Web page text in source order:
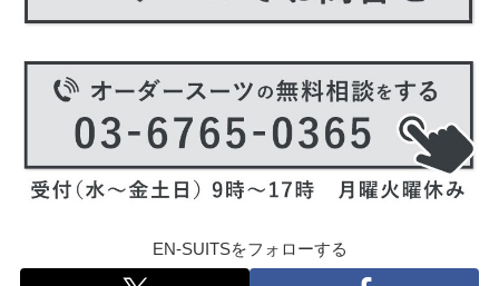
EN-SUITSをフォローする